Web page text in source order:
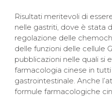
Risultati meritevoli di
nelle gastriti, dove è stata
regolazione delle
delle funzioni delle cellule
pubblicazioni nelle quali si
farmacologia cinese in tutti
gastrointestinale. Anche
formule farmacologiche